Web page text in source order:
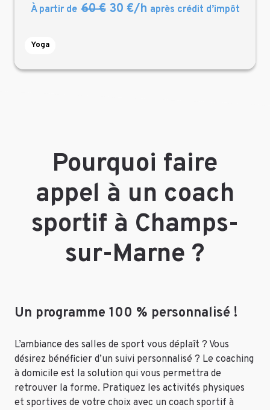
À partir de 60 €30 €/h après crédit d’impôt
Yoga
Pourquoi faire
appel à un coach
sportif à Champs-
sur-Marne ?
Un programme 100 % personnalisé !
L’ambiance des salles de sport vous déplaît ? Vous
désirez bénéficier d’un suivi personnalisé ? Le coaching
à domicile est la solution qui vous permettra de
retrouver la forme. Pratiquez les activités physiques
et sportives de votre choix avec un coach sportif à